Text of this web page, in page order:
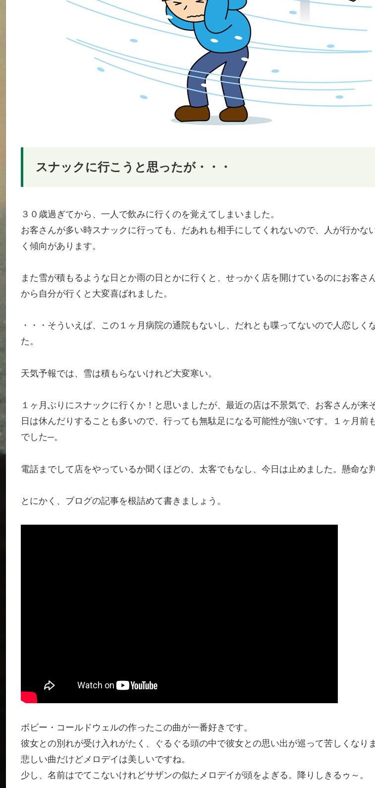
スナックに行こうと思ったが・・・
３０歳過ぎてから、一人で飲みに行くのを覚えてしまいました。
お客さんが多い時スナックに行っても、だあれも相手にしてくれないので、人が行かな
く傾向があります。
また雪が積もるような日とか雨の日とかに行くと、せっかく店を開けているのにお客さ
から自分が行くと大変喜ばれました。
・・・そういえば、この１ヶ月病院の通院もないし、だれとも喋ってないので人恋しく
た。
天気予報では、雪は積もらないけれど大変寒い。
１ヶ月ぶりにスナックに行くか！と思いましたが、最近の店は不景気で、お客さんが来
日は休んだりすることも多いので、行っても無駄足になる可能性が強いです。１ヶ月前
でした─。
電話までして店をやっているか聞くほどの、太客でもなし、今日は止めました。懸命な判
とにかく、ブログの記事を根詰めて書きましょう。
ボビー・コールドウェルの作ったこの曲が一番好きです。
彼女との別れが受け入れがたく、ぐるぐる頭の中で彼女との思い出が巡って苦しくなり
悲しい曲だけどメロデイは美しいですね。
少し、名前はでてこないけれどサザンの似たメロデイが頭をよぎる。降りしきるゥ～。